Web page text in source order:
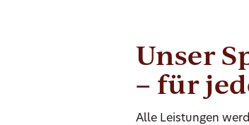
Unser
– für
Alle Leistungen